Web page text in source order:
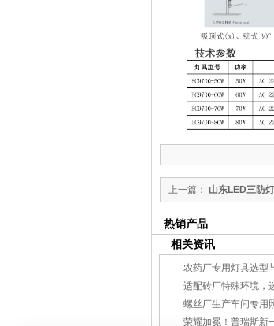
上一篇： 山东LED三防
热销产品
相关资讯
农药厂专用灯具选型
适配砖厂特殊环境，选对灯
螺丝厂生产车间专用照
荣耀加冕！普瑞斯新一代防眩三防灯